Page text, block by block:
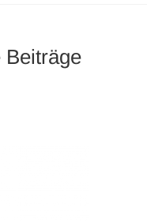
Beiträge